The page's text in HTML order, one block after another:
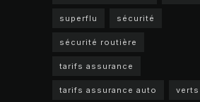
superflu sécurité
sécurité routière
tarifs assurance
tarifs assurance auto verts